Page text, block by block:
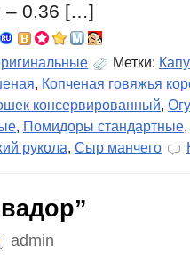
– 0.36 […]
Метки:
, Копченая говяжья
консервированный,
, Помидоры стандартные,
рукола, Сыр манчего
admin